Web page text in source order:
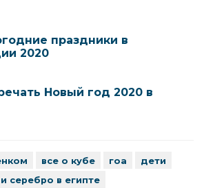
праздники в
2020
Новый год 2020 в
все о кубе гоа
дети
серебро в египте